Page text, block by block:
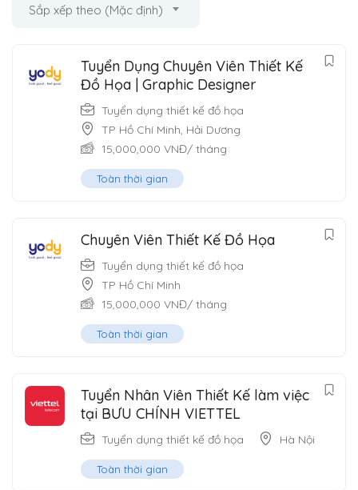
Sắp xếp theo (Mặc định)
Tuyển Dụng Chuyên Viên Thiết Kế
Đồ Họa | Graphic Designer
Tuyển dụng thiết kế đồ họa
TP Hồ Chí Minh, Hải Dương
15,000,000 VNĐ/ tháng
Toàn thời gian
Chuyên Viên Thiết Kế Đồ Họa
Tuyển dụng thiết kế đồ họa
TP Hồ Chí Minh
15,000,000 VNĐ/ tháng
Toàn thời gian
Tuyển Nhân Viên Thiết Kế làm việc
tại BƯU CHÍNH VIETTEL
Tuyển dụng thiết kế đồ họa Hà Nội
Toàn thời gian